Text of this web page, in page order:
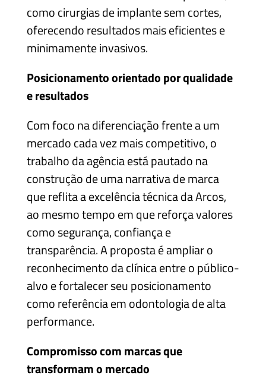
como cirurgias de implante sem cortes,
oferecendo resultados mais eficientes e
minimamente invasivos.
Posicionamento orientado por qualidade
e resultados
Com foco na diferenciação frente a um
mercado cada vez mais competitivo, o
trabalho da agência está pautado na
construção de uma narrativa de marca
que reflita a excelência técnica da Arcos,
ao mesmo tempo em que reforça valores
como segurança, confiança e
transparência. A proposta é ampliar o
reconhecimento da clínica entre o público-
alvo e fortalecer seu posicionamento
como referência em odontologia de alta
performance.
Compromisso com marcas que
transformam o mercado